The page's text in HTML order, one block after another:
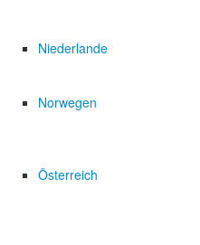
Niederlande
Norwegen
Österreich